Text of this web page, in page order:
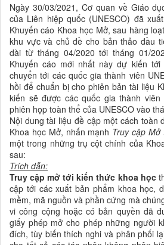
Ngày 30/03/2021, Cơ quan về Giáo
của Liên hiệp quốc (UNESCO) đã
Khuyến cáo Khoa học Mở, sau hàng
khu vực và chủ đề cho bản thảo đầu
dài từ tháng 04/2020 tới tháng 01/
Khuyến cáo mới nhất này dự kiến
chuyển tới các quốc gia thành viên
hồi để chuẩn bị cho phiên bản tài liệu
kiến sẽ được các quốc gia thành viên
phiên họp toàn thể của UNESCO vào
Nội dung tài liệu đề cập một cách toàn
Khoa học Mở, nhấn mạnh Truy cập
một trong những trụ cột chính của
sau:
Trích dẫn:
Truy cập mở tới kiến thức khoa học
cập tới các xuất bản phẩm khoa học,
mềm, mã nguồn và phần cứng mà
vi công cộng hoặc có bản quyền đã
giấy phép mở cho phép những người
đích, tùy biến thích nghi và phân phối